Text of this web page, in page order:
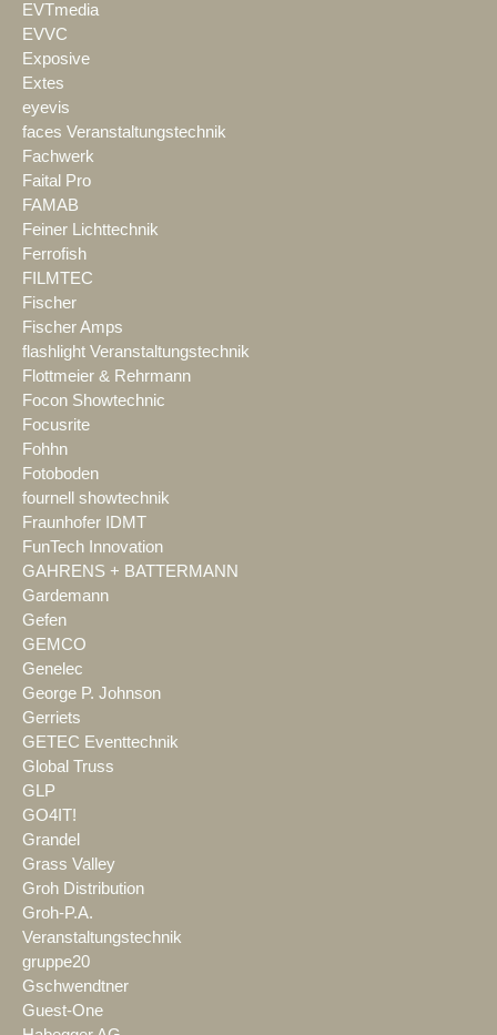
EVTmedia
EVVC
Exposive
Extes
eyevis
faces Veranstaltungstechnik
Fachwerk
Faital Pro
FAMAB
Feiner Lichttechnik
Ferrofish
FILMTEC
Fischer
Fischer Amps
flashlight Veranstaltungstechnik
Flottmeier & Rehrmann
Focon Showtechnic
Focusrite
Fohhn
Fotoboden
fournell showtechnik
Fraunhofer IDMT
FunTech Innovation
GAHRENS + BATTERMANN
Gardemann
Gefen
GEMCO
Genelec
George P. Johnson
Gerriets
GETEC Eventtechnik
Global Truss
GLP
GO4IT!
Grandel
Grass Valley
Groh Distribution
Groh-P.A.
Veranstaltungstechnik
gruppe20
Gschwendtner
Guest-One